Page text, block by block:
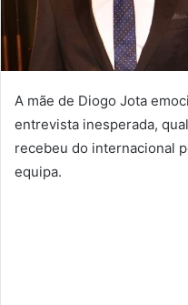
A mãe de Diogo Jota
entrevista inesperada,
recebeu do internacional
equipa.